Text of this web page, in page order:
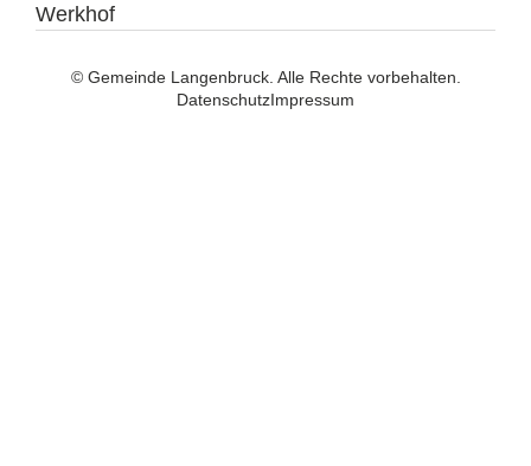
Werkhof
© Gemeinde Langenbruck. Alle Rechte vorbehalten.
DatenschutzImpressum